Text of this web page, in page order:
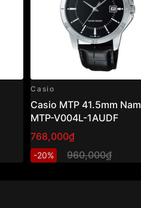
Casio
Casio MTP 41.5mm Nam
MTP-V004L-1AUDF
768,000₫
-20% 960,000₫